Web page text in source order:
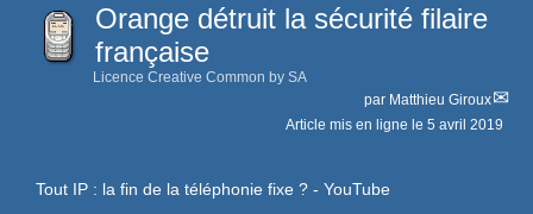
Orange détruit la sécurité filaire
française
Licence Creative Common by SA
par Matthieu Giroux
Article mis en ligne le 5 avril 2019
Tout IP : la fin de la téléphonie fixe ? - YouTube